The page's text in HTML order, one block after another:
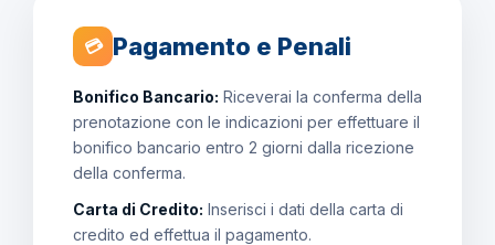
💳 Pagamento e Penali
Bonifico Bancario: Riceverai la conferma della
prenotazione con le indicazioni per effettuare il
bonifico bancario entro 2 giorni dalla ricezione
della conferma.
Carta di Credito: Inserisci i dati della carta di
credito ed effettua il pagamento.